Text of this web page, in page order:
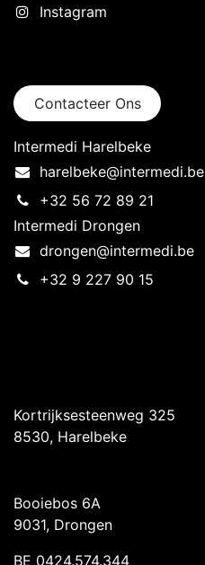
Instagram
Contacteer Ons
Intermedi Harelbeke
harelbeke@intermedi.be
+32 56 72 89 21
Intermedi Drongen
drongen@intermedi.be
+32 9 227 90 15
Kortrijksesteenweg 325
8530, Harelbeke
Booiebos 6A
9031, Drongen
BE 0424.574.344